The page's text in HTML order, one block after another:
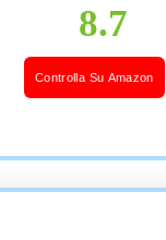
8.7
Controlla Su Amazon